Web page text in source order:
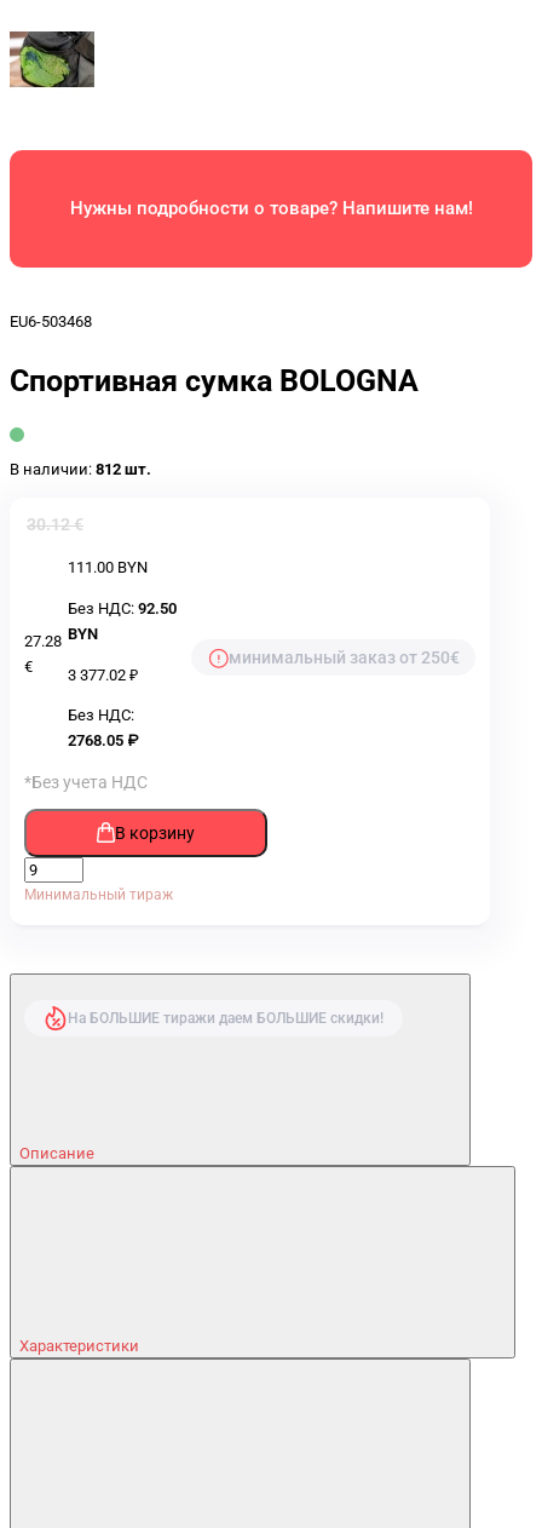
Нужны подробности о товаре? Напишите нам!
EU6-503468
Спортивная сумка BOLOGNA
В наличии: 812 шт.
27.28
€
111.00 BYN
Без НДС: 92.50
BYN
3 377.02 ₽
Без НДС:
2768.05 ₽
минимальный заказ от 250€
30.12 €
*Без учета НДС
В корзину
Минимальный тираж
На БОЛЬШИЕ тиражи даем БОЛЬШИЕ скидки!
Описание
Характеристики